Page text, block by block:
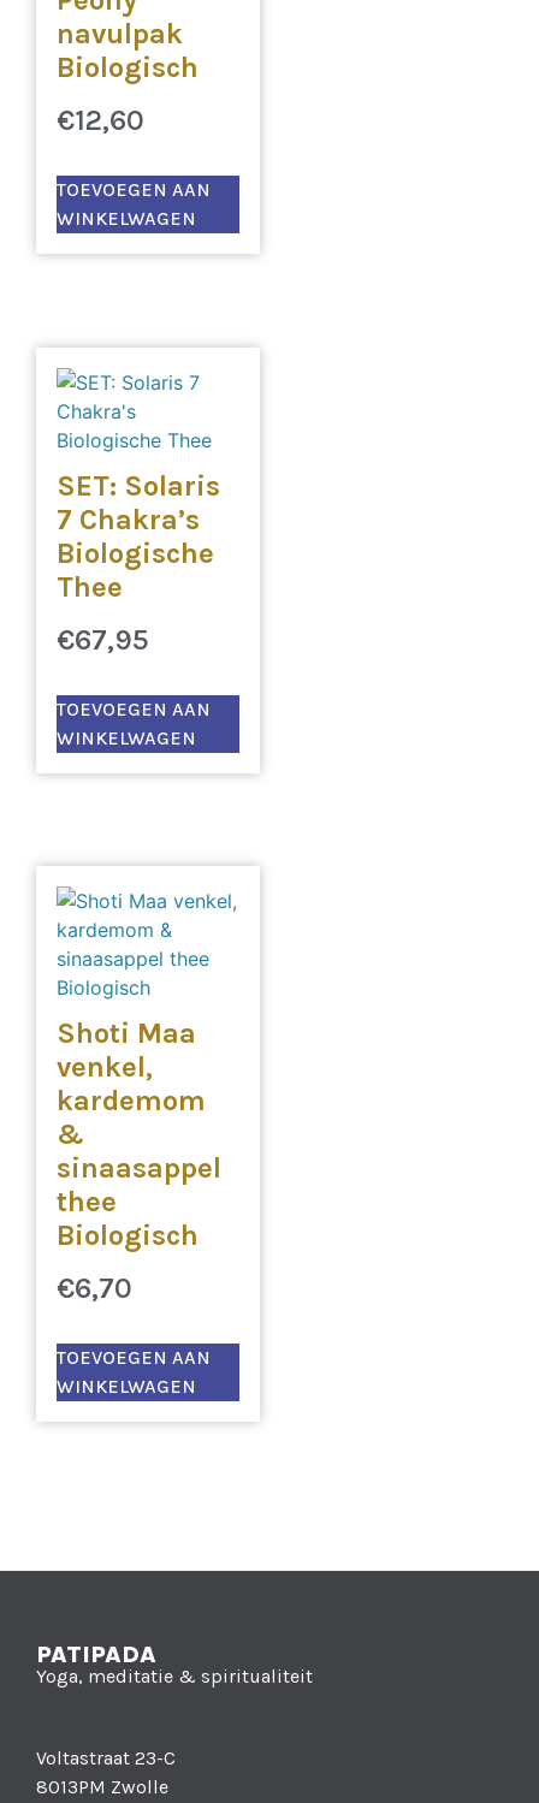
navulpak
Biologisch
€12,60
TOEVOEGEN AAN
WINKELWAGEN
SET: Solaris
7 Chakra’s
Biologische
Thee
€67,95
TOEVOEGEN AAN
WINKELWAGEN
Shoti Maa
venkel,
kardemom
&
sinaasappel
thee
Biologisch
€6,70
TOEVOEGEN AAN
WINKELWAGEN
PATIPADA
Yoga, meditatie & spiritualiteit
Voltastraat 23-C
8013PM Zwolle